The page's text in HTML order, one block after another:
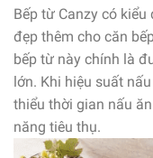
Bếp từ Canzy có
đẹp thêm cho căn
bếp từ này chính là
lớn. Khi hiệu suất
thiểu thời gian nấu
năng tiêu thụ.